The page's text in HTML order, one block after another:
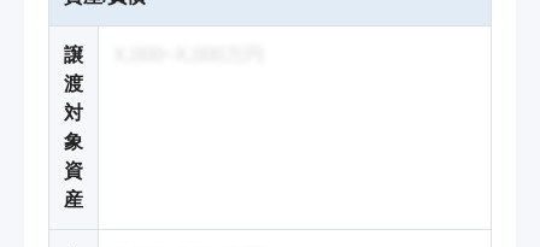
譲
渡
対
象
資
産